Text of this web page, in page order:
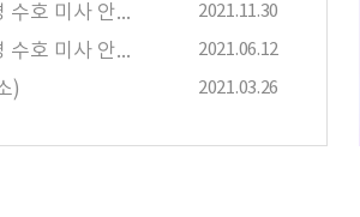
2022년 가정 성화와 생명 수호 미사 안내(상반기) 2021.11.30
2021년 가정 성화와 생명 수호 미사 안내(하반기) 2021.06.12
) 2021.03.26